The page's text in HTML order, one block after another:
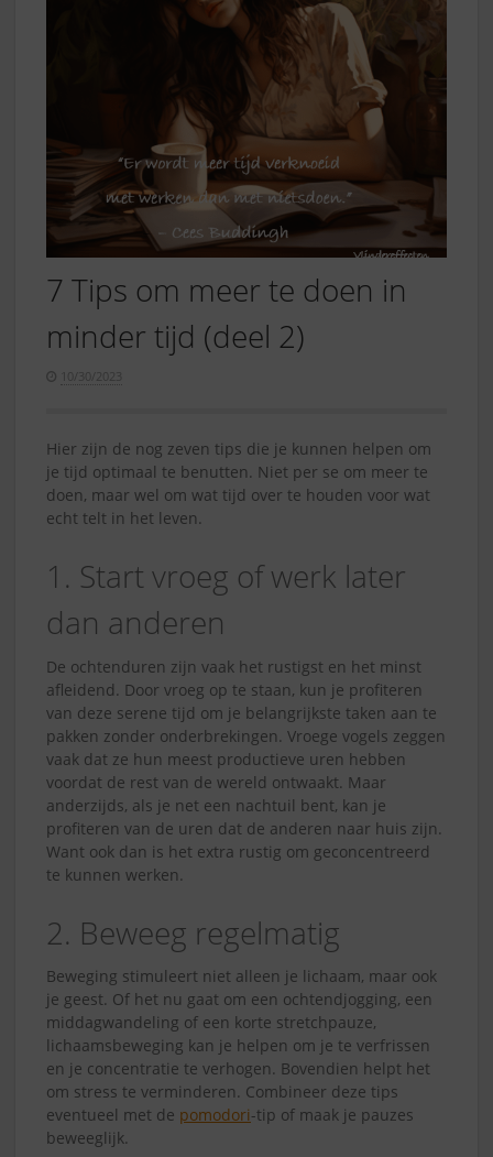
7 Tips om meer te doen in
minder tijd (deel 2)
10/30/2023
Hier zijn de nog zeven tips die je kunnen helpen om
je tijd optimaal te benutten. Niet per se om meer te
doen, maar wel om wat tijd over te houden voor wat
echt telt in het leven.
1. Start vroeg of werk later
dan anderen
De ochtenduren zijn vaak het rustigst en het minst
afleidend. Door vroeg op te staan, kun je profiteren
van deze serene tijd om je belangrijkste taken aan te
pakken zonder onderbrekingen. Vroege vogels zeggen
vaak dat ze hun meest productieve uren hebben
voordat de rest van de wereld ontwaakt. Maar
anderzijds, als je net een nachtuil bent, kan je
profiteren van de uren dat de anderen naar huis zijn.
Want ook dan is het extra rustig om geconcentreerd
te kunnen werken.
2. Beweeg regelmatig
Beweging stimuleert niet alleen je lichaam, maar ook
je geest. Of het nu gaat om een ochtendjogging, een
middagwandeling of een korte stretchpauze,
lichaamsbeweging kan je helpen om je te verfrissen
en je concentratie te verhogen. Bovendien helpt het
om stress te verminderen. Combineer deze tips
eventueel met de pomodori-tip of maak je pauzes
beweeglijk.